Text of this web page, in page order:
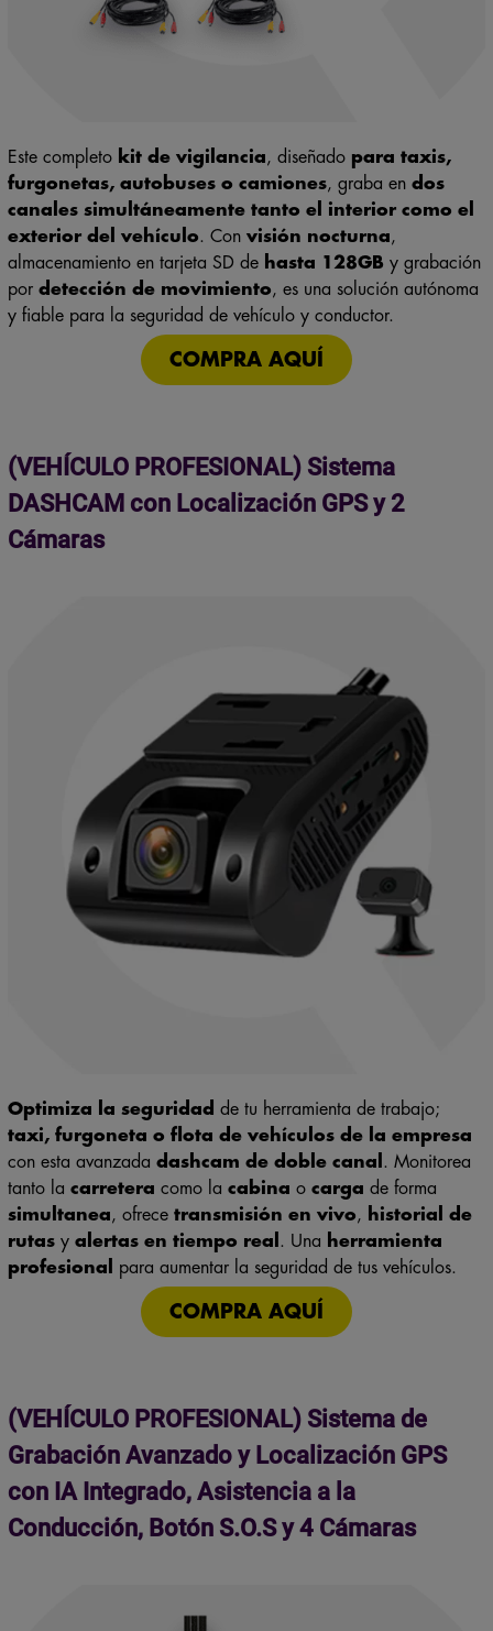
furgonetas, autobuses o camiones, graba endos
canales simultáneamente tanto el interior como el
exterior del vehículo. Con visión nocturna,
almacenamiento en tarjeta SD dehasta 128GBy grabación
pordetección de movimiento, es una solución autónoma
y fiable para la seguridad de vehículo y conductor.
COMPRA AQUÍ
(VEHÍCULO PROFESIONAL) Sistema
DASHCAM con Localización GPS y 2
Cámaras
taxi, furgoneta o flota de vehículos de la empresa
con esta avanzadadashcam de doble canal. Monitorea
tanto la carretera como lacabinaocargade forma
simultanea, ofrecetransmisión en vivo,historial de
rutasyalertas en tiempo real. Unaherramienta
profesionalpara aumentar la seguridad de tus vehículos.
COMPRA AQUÍ
(VEHÍCULO PROFESIONAL) Sistema de
Grabación Avanzado y Localización GPS
con IA Integrado, Asistencia a la
Conducción, Botón S.O.S y 4 Cámaras